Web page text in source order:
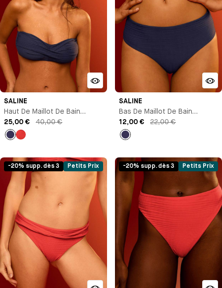
SALINE
Haut De Maillot De Bain
Bandeau
25,00 € 40,00 €
Bleu
SALINE
Bas De Maillot De Bain
Culotte Échancrée
12,00 € 22,00 €
Bleu
-20% supp. dès 3 Petits Prix -20% supp. dès 3 Petits Prix